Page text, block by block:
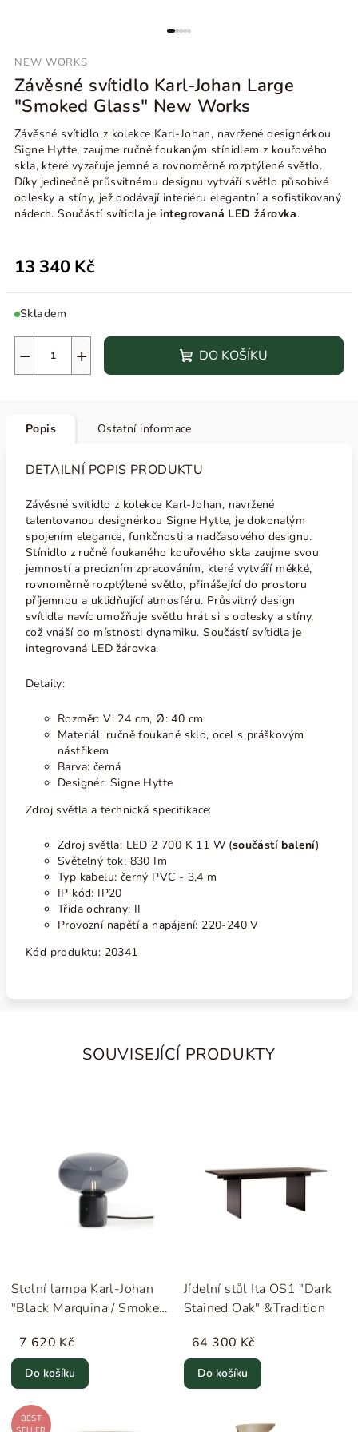
NEW WORKS
Závěsné svítidlo Karl-Johan Large
"Smoked Glass" New Works
Závěsné svítidlo z kolekce Karl-Johan, navržené designérkou
Signe Hytte, zaujme ručně foukaným stínidlem z kouřového
skla, které vyzařuje jemné a rovnoměrně rozptýlené světlo.
Díky jedinečně průsvitnému designu vytváří světlo působivé
odlesky a stíny, jež dodávají interiéru elegantní a sofistikovaný
nádech. Součástí svítidla je integrovaná LED žárovka.
13 340 Kč
Skladem
+
− DO KOŠÍKU
Popis Ostatní informace
DETAILNÍ POPIS PRODUKTU
Závěsné svítidlo z kolekce Karl-Johan, navržené
talentovanou designérkou Signe Hytte, je dokonalým
spojením elegance, funkčnosti a nadčasového designu.
Stínidlo z ručně foukaného kouřového skla zaujme svou
jemností a precizním zpracováním, které vytváří měkké,
rovnoměrně rozptýlené světlo, přinášející do prostoru
příjemnou a uklidňující atmosféru. Průsvitný design
svítidla navíc umožňuje světlu hrát si s odlesky a stíny,
což vnáší do místnosti dynamiku. Součástí svítidla je
integrovaná LED žárovka.
Detaily:
Rozměr: V: 24 cm,Ø: 40 cm
Materiál: ručně foukané sklo, ocel s práškovým
nástřikem
Barva: černá
Designér: Signe Hytte
Zdroj světla a technická specifikace:
Zdroj světla: LED 2 700 K 11 W (součástí balení)
Světelný tok: 830 Im
Typ kabelu: černý PVC - 3,4 m
IP kód: IP20
Třída ochrany: II
Provozní napětí a napájení: 220-240 V
Kód produktu: 20341
SOUVISEJÍCÍ PRODUKTY
Stolní lampa Karl-Johan
"Black Marquina / Smoked
7 620 Kč
Do košíku
Jídelní stůl Ita OS1 "Dark
Stained Oak" &Tradition
64 300 Kč
Do košíku
BEST